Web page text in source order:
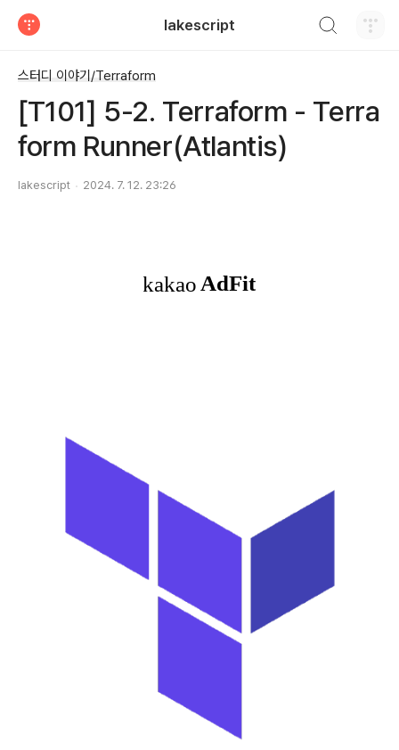
lakescript
스터디 이야기/Terraform
[T101] 5-2. Terraform - Terra
form Runner(Atlantis)
lakescript 2024. 7. 12. 23:26